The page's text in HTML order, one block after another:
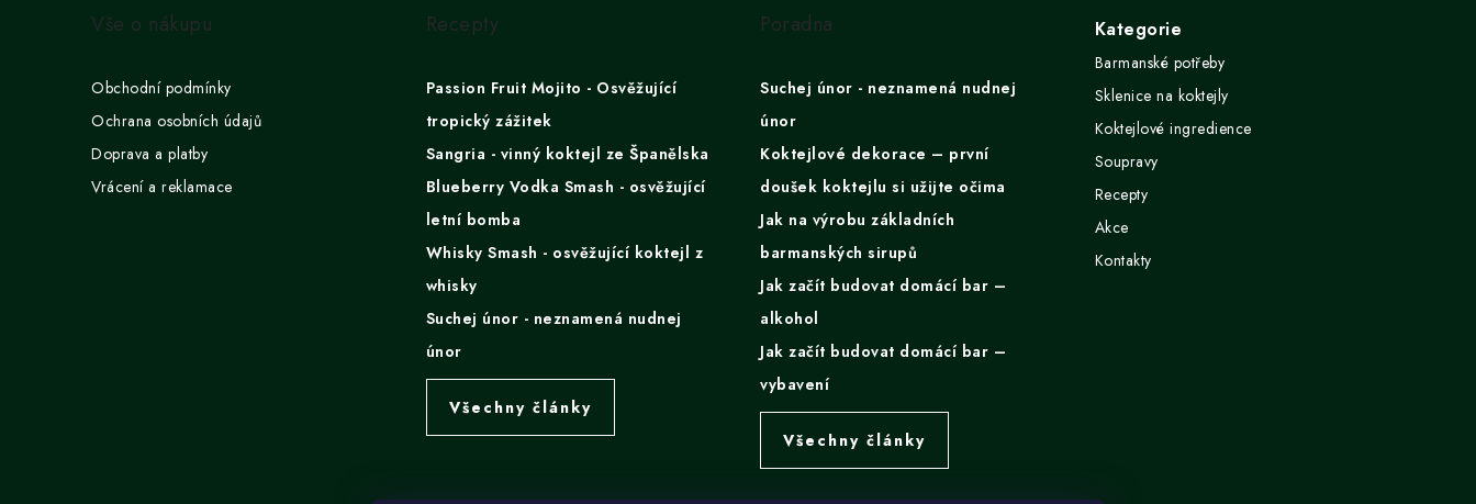
Vše o nákupu
Obchodní podmínky
Ochrana osobních údajů
Doprava a platby
Vrácení a reklamace
Recepty
Passion Fruit Mojito - Osvěžující
tropický zážitek
Sangria - vinný koktejl ze Španělska
Blueberry Vodka Smash - osvěžující
letní bomba
Whisky Smash - osvěžující koktejl z
whisky
Suchej únor - neznamená nudnej
únor
Všechny články
Poradna
Suchej únor - neznamená nudnej
únor
Koktejlové dekorace – první
doušek koktejlu si užijte očima
Jak na výrobu základních
barmanských sirupů
Jak začít budovat domácí bar –
alkohol
Jak začít budovat domácí bar –
vybavení
Všechny články
Kategorie
Barmanské potřeby
Sklenice na koktejly
Koktejlové ingredience
Soupravy
Recepty
Akce
Kontakty